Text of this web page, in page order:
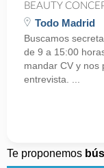
BEAUTY
Todo Madrid
Buscamos
de 9 a 15:00
mandar CV y nos
entrevista. ...
Te proponemos